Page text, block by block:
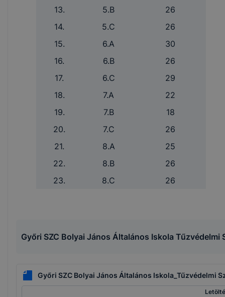
13.
5.B
26
14.
5.C
26
15.
6.A
30
16.
6.B
26
17.
6.C
29
18.
7.A
22
19.
7.B
18
20.
7.C
26
21.
8.A
25
22.
8.B
26
23.
8.C 26
Győri SZC Bolyai János Általános Iskola Tűzvédelmi
Győri SZC Bolyai János Általános Iskola_Tűzvédelmi